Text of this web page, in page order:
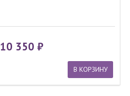
10 350
В КОРЗИНУ